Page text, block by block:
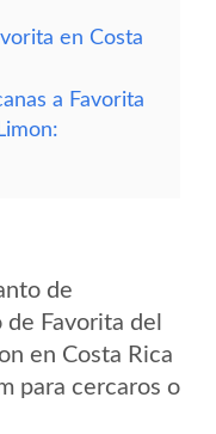
en Costa
a Favorita
de
Favorita del
en Costa Rica
para cercaros o